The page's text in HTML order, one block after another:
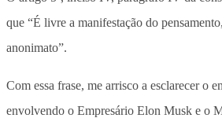
que “É livre a manifestação do
anonimato”.
Com essa frase, me arrisco a esclarecer o
envolvendo o Empresário Elon Musk e o